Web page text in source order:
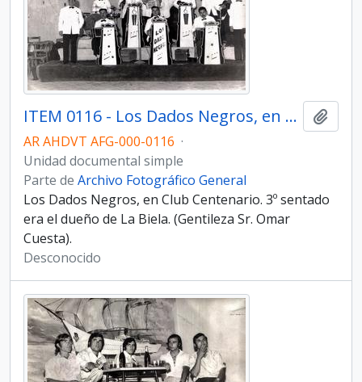
ITEM 0116 - Los Dados Negros, en Club Centenario.
AR AHDVT AFG-000-0116 ·
Unidad documental simple
Parte de Archivo Fotográfico General
Los Dados Negros, en Club Centenario. 3º sentado
era el dueño de La Biela. (Gentileza Sr. Omar
Cuesta).
Desconocido